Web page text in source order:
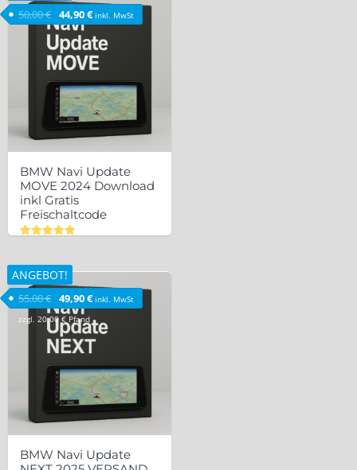
BMW Navi Update
MOVE 2024 Download
inkl Gratis
Freischaltcode
5.00
von 5
50,00€ Ursprünglicher Preis war: 50,00 €
44,90€Aktueller Preis ist: 44,90 €.
inkl. MwSt
ANGEBOT!
BMW Navi Update
55,00€ Ursprünglicher Preis war: 55,00 €
49,90€Aktueller Preis ist: 49,90 €.
inkl. MwSt
zzgl. 20,00 € Pfand